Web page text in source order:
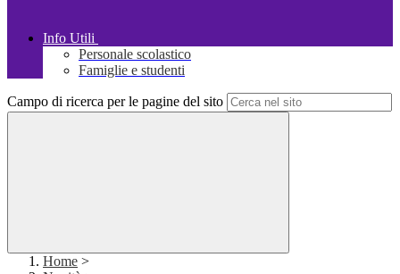
Info Utili
Personale scolastico
Famiglie e studenti
Campo di ricerca per le pagine del sito
Home >